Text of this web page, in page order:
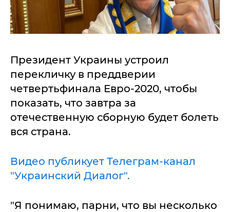
Президент Украины устроил
перекличку в преддверии
четвертьфинала Евро-2020, чтобы
показать, что завтра за
отечественную сборную будет болеть
вся страна.
Видео публикует Телеграм-канал
"Украинский Диалог".
"Я понимаю, парни, что вы несколько